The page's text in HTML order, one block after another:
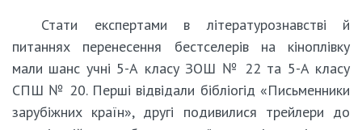
Стати експертами в літературознавстві й
питаннях перенесення бестселерів на кіноплівку
мали шанс учні 5-А класу ЗОШ № 22 та 5-А класу
СПШ № 20. Перші відвідали бібліогід «Письменники
зарубіжних країн», другі подивилися трейлери до